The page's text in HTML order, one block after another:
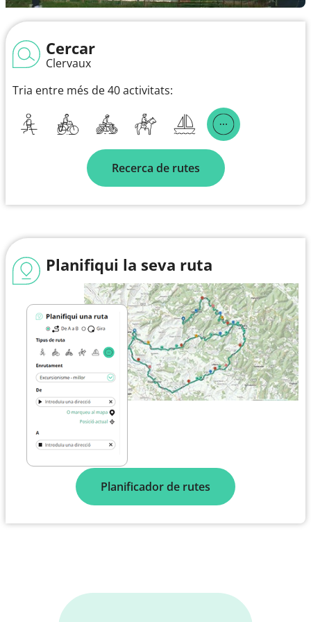
Cercar
Clervaux
Tria entre més de 40 activitats:
Recerca de rutes
Planifiqui la seva ruta
Planificador de rutes